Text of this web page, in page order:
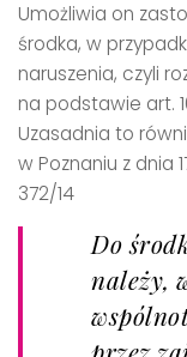
Umożliwia on
środka, w
naruszenia, czyli
na podstawie art.
Uzasadnia to
w Poznaniu z dnia
372/14
Do
należy,